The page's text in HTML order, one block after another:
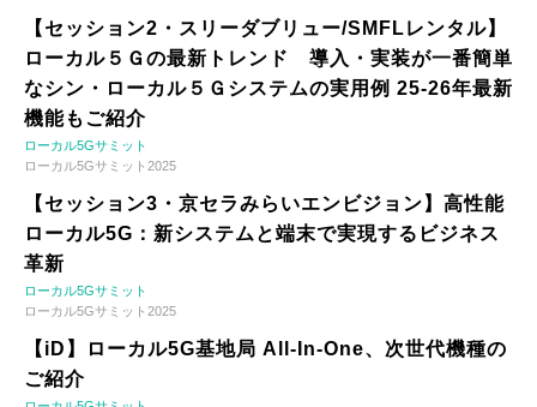
【セッション2・スリーダブリュー/SMFLレンタル】
ローカル５Ｇの最新トレンド 導入・実装が一番簡単
なシン・ローカル５Ｇシステムの実用例 25-26年最新
機能もご紹介
ローカル5Gサミット
ローカル5Gサミット2025
【セッション3・京セラみらいエンビジョン】高性能
ローカル5G：新システムと端末で実現するビジネス
革新
ローカル5Gサミット
ローカル5Gサミット2025
【iD】ローカル5G基地局 All-In-One、次世代機種の
ご紹介